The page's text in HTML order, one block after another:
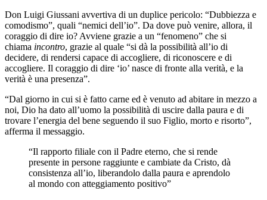
Don Luigi Giussani avvertiva di un duplice pericolo: “Dubbiezza e
comodismo”, quali “nemici dell’io”. Da dove può venire, allora, il
coraggio di dire io? Avviene grazie a un “fenomeno” che si
chiama incontro, grazie al quale “si dà la possibilità all’io di
decidere, di rendersi capace di accogliere, di riconoscere e di
accogliere. Il coraggio di dire ‘io’ nasce di fronte alla verità, e la
verità è una presenza”.
“Dal giorno in cui si è fatto carne ed è venuto ad abitare in mezzo a
noi, Dio ha dato all’uomo la possibilità di uscire dalla paura e di
trovare l’energia del bene seguendo il suo Figlio, morto e risorto”,
afferma il messaggio.
“Il rapporto filiale con il Padre eterno, che si rende
presente in persone raggiunte e cambiate da Cristo, dà
consistenza all’io, liberandolo dalla paura e aprendolo
al mondo con atteggiamento positivo”